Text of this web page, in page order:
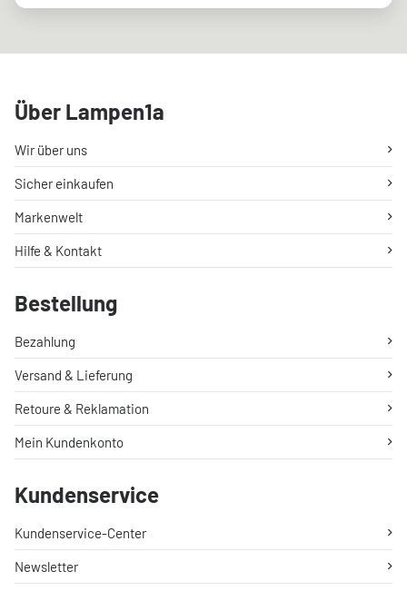
Über Lampen1a
Wir über uns
Sicher einkaufen
Markenwelt
Hilfe & Kontakt
Bestellung
Bezahlung
Versand & Lieferung
Retoure & Reklamation
Mein Kundenkonto
Kundenservice
Kundenservice-Center
Newsletter